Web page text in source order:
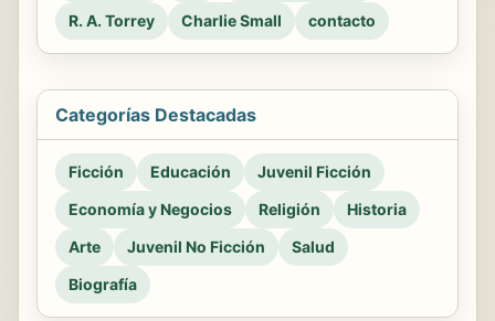
R. A. Torrey
Charlie Small contacto
Categorías Destacadas
Ficción Educación
Juvenil Ficción
Economía y Negocios
Religión
Historia
Arte
Juvenil No Ficción
Salud
Biografía